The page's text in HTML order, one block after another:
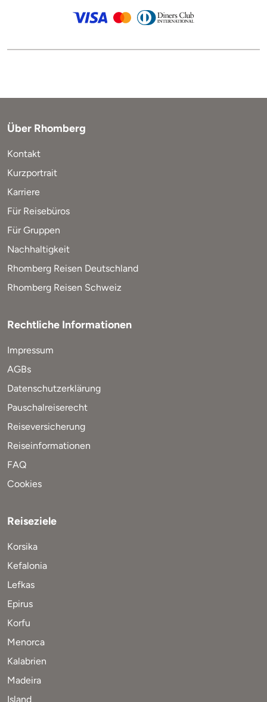
Über Rhomberg
Kontakt
Kurzportrait
Karriere
Für Reisebüros
Für Gruppen
Nachhaltigkeit
Rhomberg Reisen Deutschland
Rhomberg Reisen Schweiz
Rechtliche Informationen
Impressum
AGBs
Datenschutzerklärung
Pauschalreiserecht
Reiseversicherung
Reiseinformationen
FAQ
Cookies
Reiseziele
Korsika
Kefalonia
Lefkas
Epirus
Korfu
Menorca
Kalabrien
Madeira
Island